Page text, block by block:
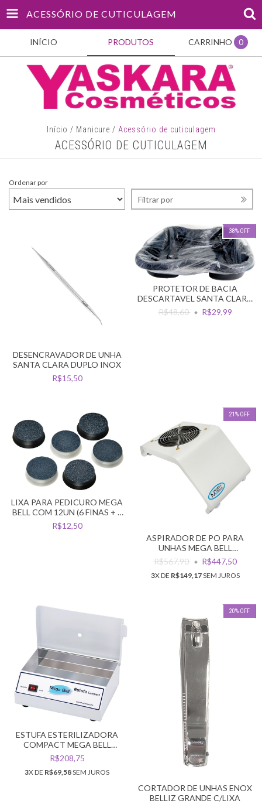
ACESSÓRIO DE CUTICULAGEM
INÍCIO PRODUTOS CARRINHO 0
Início / Manicure / Acessório de cuticulagem
ACESSÓRIO DE CUTICULAGEM
Ordenar por
Filtrar por
DESENCRAVADOR DE UNHA
SANTA CLARA DUPLO INOX
R$15,50
38% OFF
PROTETOR DE BACIA
DESCARTAVEL SANTA CLARA
PEDICURE COM 100UN
R$48,60 R$29,99
LIXA PARA PEDICURO MEGA
BELL COM 12UN (6 FINAS + 6
GROSSAS)
R$12,50
21 % OFF
ASPIRADOR DE PO PARA
UNHAS MEGA BELL
PROFISSIONAL BIVOLT
R$567,90 R$447,50
3X DE R$149,17SEM JUROS
ESTUFA ESTERILIZADORA
COMPACT MEGA BELL
ESTERELIX BIVOLT
R$208,75
3X DE R$69,58SEM JUROS
20% OFF
CORTADOR DE UNHAS ENOX
BELLIZ GRANDE C/LIXA